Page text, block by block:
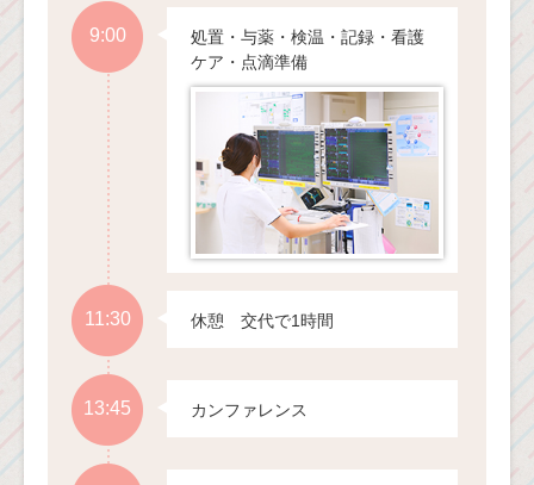
9:00
処置・与薬・検温・記録・看護
ケア・点滴準備
11:30 休憩 交代で1時間
13:45 カンファレンス